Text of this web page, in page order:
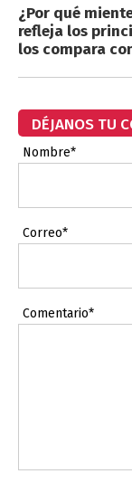
¿Por qué
refleja los
los compara
DÉJANOS TU
Nombre*
Correo*
Comentario*